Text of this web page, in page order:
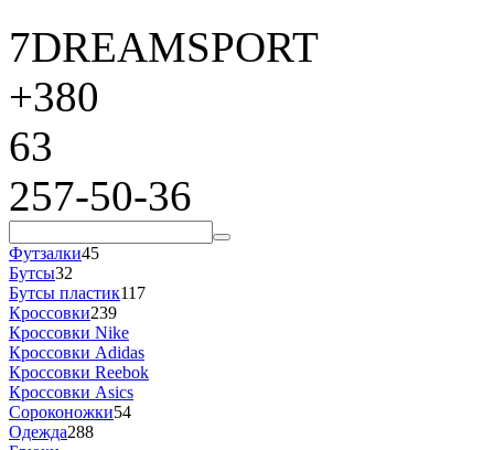
7DREAMSPORT
+380
63
257-50-36
Футзалки45
Бутсы32
Бутсы пластик117
Кроссовки239
Кроссовки Nike
Кроссовки Adidas
Кроссовки Reebok
Кроссовки Asics
Сороконожки54
Одежда288